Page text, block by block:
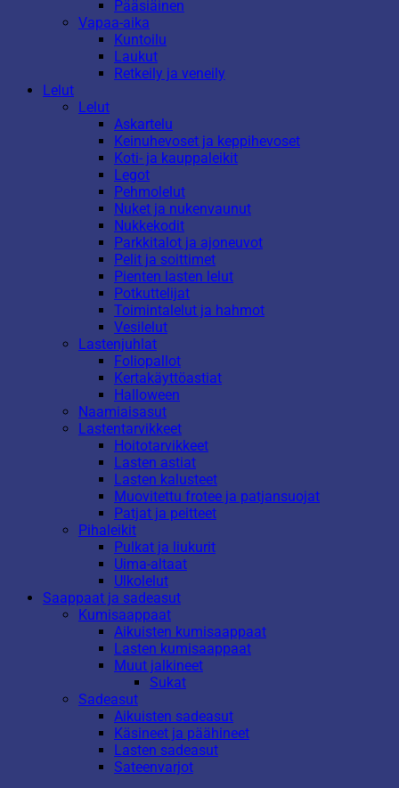
Pääsiäinen
Vapaa-aika
Kuntoilu
Laukut
Retkeily ja veneily
Lelut
Lelut
Askartelu
Keinuhevoset ja keppihevoset
Koti- ja kauppaleikit
Legot
Pehmolelut
Nuket ja nukenvaunut
Nukkekodit
Parkkitalot ja ajoneuvot
Pelit ja soittimet
Pienten lasten lelut
Potkuttelijat
Toimintalelut ja hahmot
Vesilelut
Lastenjuhlat
Foliopallot
Kertakäyttöastiat
Halloween
Naamiaisasut
Lastentarvikkeet
Hoitotarvikkeet
Lasten astiat
Lasten kalusteet
Muovitettu frotee ja patjansuojat
Patjat ja peitteet
Pihaleikit
Pulkat ja liukurit
Uima-altaat
Ulkolelut
Saappaat ja sadeasut
Kumisaappaat
Aikuisten kumisaappaat
Lasten kumisaappaat
Muut jalkineet
Sukat
Sadeasut
Aikuisten sadeasut
Käsineet ja päähineet
Lasten sadeasut
Sateenvarjot